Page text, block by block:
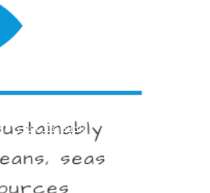
الحياة تحت الماء